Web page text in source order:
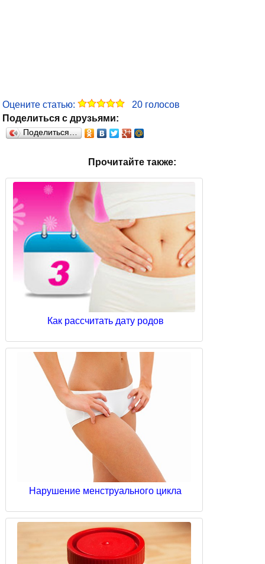
Оцените статью: 20 голосов
Поделиться с друзьями:
Поделиться…
Прочитайте также:
Как рассчитать дату родов
Нарушение менструального цикла